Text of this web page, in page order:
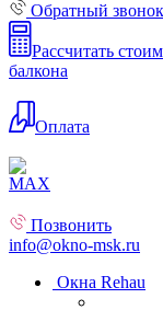
Обратный звонок
Рассчитать
балкона
Оплата
Позвонить
info@okno-msk.ru
Окна Rehau